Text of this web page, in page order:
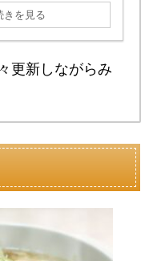
きを見る
更新しながらみ